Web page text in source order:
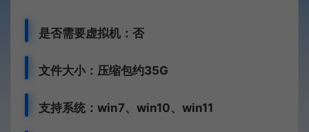
是否需要虚拟机：否
文件大小：压缩包约35G
支持系统：win7、win10、win11